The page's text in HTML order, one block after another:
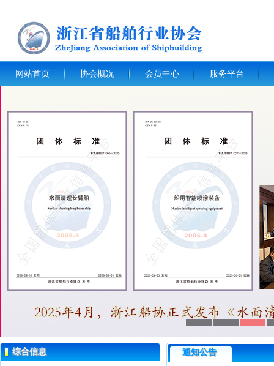
网站首页 协会概况 会员中心 服务平台
综合信息 通知公告